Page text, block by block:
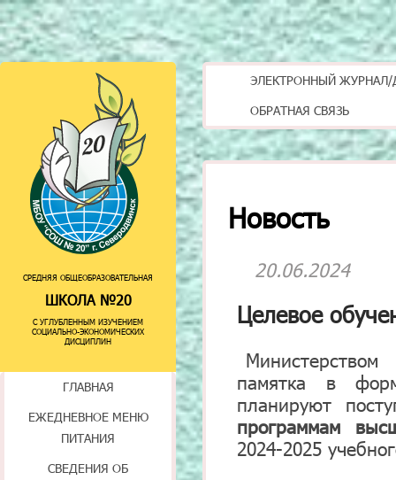
СРЕДНЯЯ ОБЩЕОБРАЗОВАТЕЛЬНАЯ
ШКОЛА №20
С УГЛУБЛЕННЫМ ИЗУЧЕНИЕМ
СОЦИАЛЬНО-ЭКОНОМИЧЕСКИХ
ДИСЦИПЛИН
ГЛАВНАЯ
ЕЖЕДНЕВНОЕ МЕНЮ
ПИТАНИЯ
СВЕДЕНИЯ ОБ
ЭЛЕКТРОННЫЙ ЖУРНАЛ/
ОБРАТНАЯ СВЯЗЬ
Новость
20.06.2024
Целевое
памятка в
планируют
программам
2024-2025